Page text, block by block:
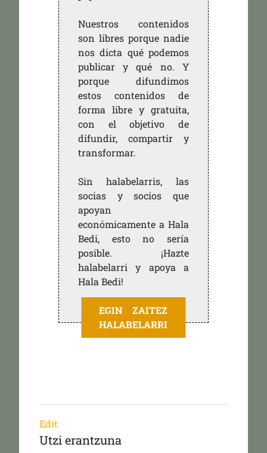
Nuestros contenidos
son libres porque nadie
nos dicta qué podemos
publicar y qué no. Y
porque difundimos
estos contenidos de
forma libre y gratuita,
con el objetivo de
difundir, compartir y
transformar.
Sin halabelarris, las
socias y socios que
apoyan
económicamente a Hala
Bedi, esto no sería
posible. ¡Hazte
halabelarri y apoya a
Hala Bedi!
EGIN ZAITEZ
HALABELARRI
Edit
Utzi erantzuna